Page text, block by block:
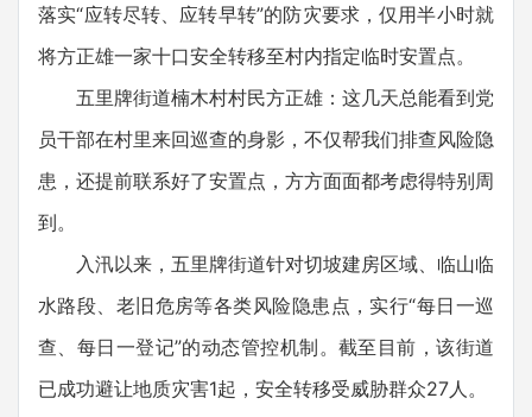
落实“应转尽转、应转早转”的防灾要求，仅用半小时就
将方正雄一家十口安全转移至村内指定临时安置点。
五里牌街道楠木村村民方正雄：这几天总能看到党
员干部在村里来回巡查的身影，不仅帮我们排查风险隐
患，还提前联系好了安置点，方方面面都考虑得特别周
到。
入汛以来，五里牌街道针对切坡建房区域、临山临
水路段、老旧危房等各类风险隐患点，实行“每日一巡
查、每日一登记”的动态管控机制。截至目前，该街道
已成功避让地质灾害1起，安全转移受威胁群众27人。